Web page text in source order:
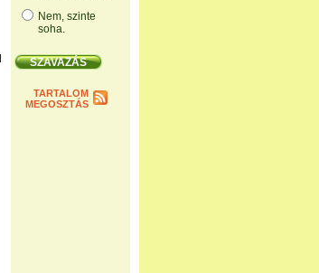
Nem, szinte
soha.
TARTALOM
MEGOSZTÁS